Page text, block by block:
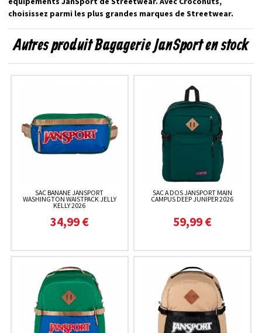
choisissez parmi les plus grandes marques de Streetwear.
Autres produit Bagagerie JanSport en stock
SAC BANANE JANSPORT
WASHINGTON WAISTPACK JELLY
KELLY 2026
34,99 €
SAC A DOS JANSPORT MAIN
CAMPUS DEEP JUNIPER 2026
59,99 €